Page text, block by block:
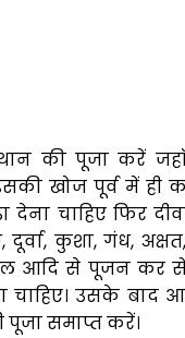
की पूजा करें
खोज पूर्व में ही
देना चाहिए फिर
कुशा, गंध,
आदि से पूजन कर
चाहिए। उसके बाद
समाप्त करें।